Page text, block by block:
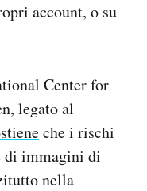
account, o su
Center for
legato al
che i rischi
di immagini di
nella